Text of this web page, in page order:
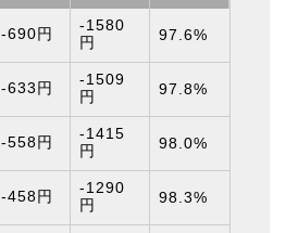
-690円
-1580
円
97.6%
-633円
-1509
円
97.8%
-558円
-1415
円
98.0%
-458円
-1290
円
98.3%